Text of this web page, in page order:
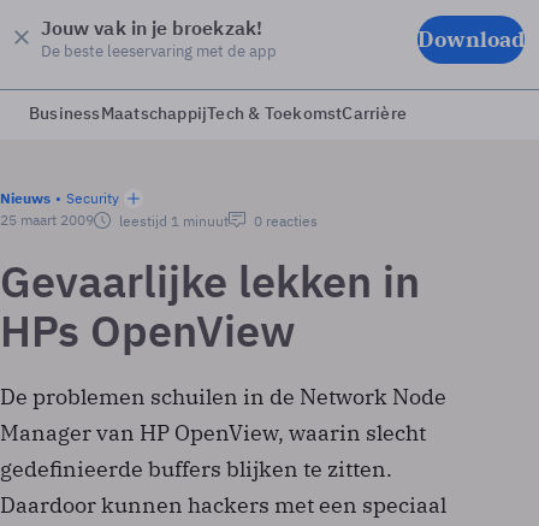
Jouw vak in je broekzak!
De beste leeservaring met de app Download
BusinessMaatschappijTech & ToekomstCarrière
Nieuws
Security
25 maart 2009
leestijd 1 minuut 0 reacties
Gevaarlijke lekken in
HPs OpenView
De problemen schuilen in de Network Node
Manager van HP OpenView, waarin slecht
gedefinieerde buffers blijken te zitten.
Daardoor kunnen hackers met een speciaal